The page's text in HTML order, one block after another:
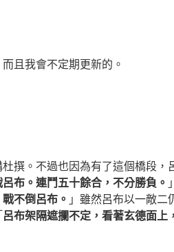
且我會不定期更新的。
撰。不過也因為有了這個橋段
布。連鬥五十餘合，不分勝負。
不倒呂布。 」雖然呂布以一敵二
呂布架隔遮攔不定，看著玄德面上